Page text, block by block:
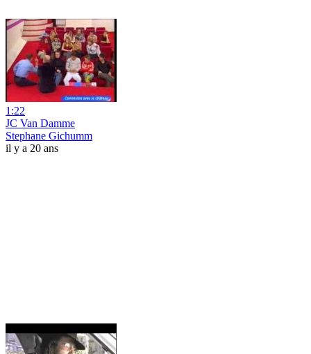
1:22
JC Van Damme
Stephane Gichumm
il y a 20 ans